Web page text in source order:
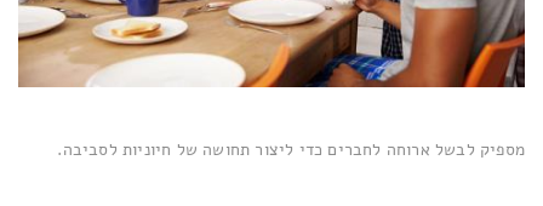
מספיק לבשל ארוחה לחברים כדי ליצור תחושה של חיוניות לסביבה.